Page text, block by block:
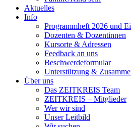
Aktuelles
Info
Programmheft 2026 und
Dozenten & Dozentinnen
Kursorte & Adressen
Feedback an uns
Beschwerdeformular
Unterstützung &
Über uns
Das ZEITKREIS Team
ZEITKREIS – Mitglieder
Wer wir sind
Unser Leitbild